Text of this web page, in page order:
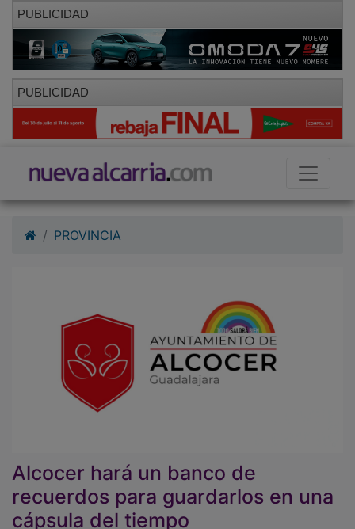
PUBLICIDAD
PUBLICIDAD
Alcocer hará un banco de
recuerdos para guardarlos en una
cápsula del tiempo